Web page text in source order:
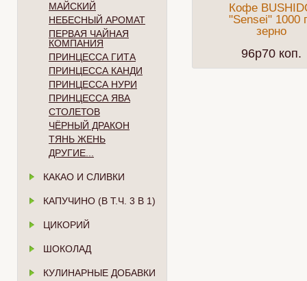
МАЙСКИЙ
НЕБЕСНЫЙ АРОМАТ
ПЕРВАЯ ЧАЙНАЯ
КОМПАНИЯ
ПРИНЦЕССА ГИТА
ПРИНЦЕССА КАНДИ
ПРИНЦЕССА НУРИ
ПРИНЦЕССА ЯВА
СТОЛЕТОВ
ЧЁРНЫЙ ДРАКОН
ТЯНЬ ЖЕНЬ
ДРУГИЕ...
КАКАО И СЛИВКИ
КАПУЧИНО (В Т.Ч. 3 В 1)
ЦИКОРИЙ
ШОКОЛАД
КУЛИНАРНЫЕ ДОБАВКИ
Кофе
"Sensei" 1000
зерно
96p70 коп.